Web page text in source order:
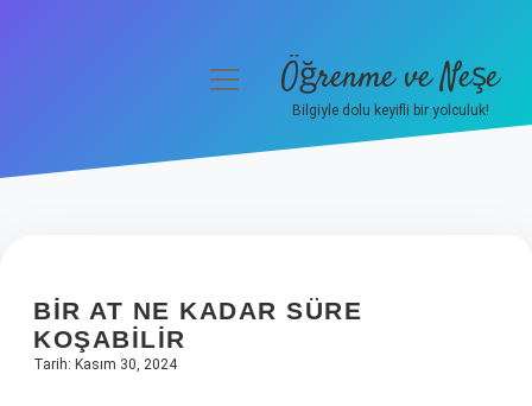
Hakkımızda
menüyüÖğrenme ve Neşe
Bilgiyle dolu keyifli bir yolculuk!
BIR AT NE KADAR SÜRE
KOŞABILIR
Tarih: Kasım 30, 2024